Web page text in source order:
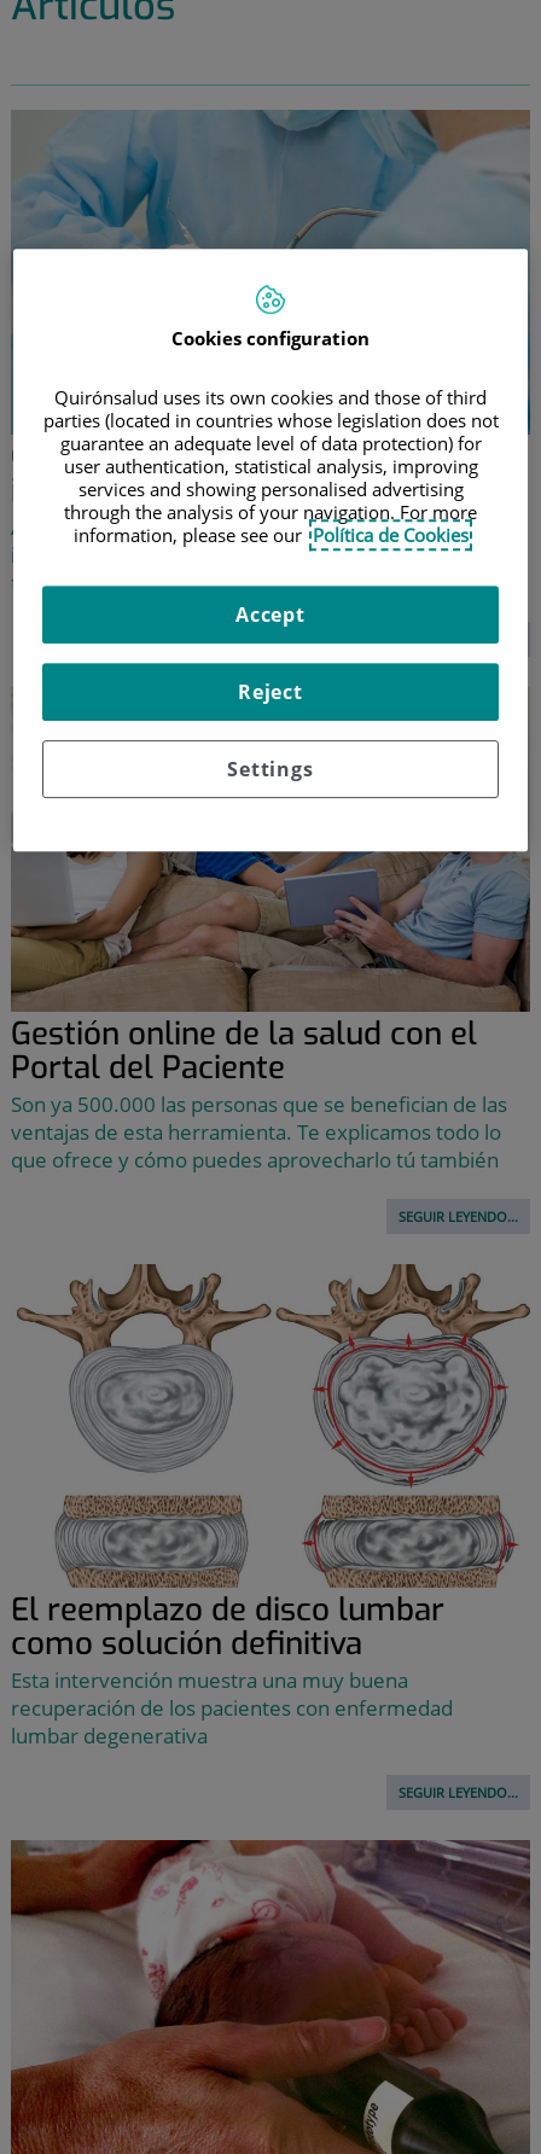
Cómo reducir la ansiedad en
intervenciones de Cirugía oral
Analizamos los métodos que pueden disminuir la
inquietud ante una cirugía oral, como anestesias y
fármacos
SEGUIR LEYENDO...
Gestión online de la salud con el
Portal del Paciente
Son ya 500.000 las personas que se benefician de las
ventajas de esta herramienta. Te explicamos todo lo
que ofrece y cómo puedes aprovecharlo tú también
SEGUIR LEYENDO...
El reemplazo de disco lumbar
como solución definitiva
Esta intervención muestra una muy buena
recuperación de los pacientes con enfermedad
lumbar degenerativa
SEGUIR LEYENDO...
Cookies configuration
Quirónsalud uses its own cookies and those of third
parties (located in countries whose legislation does not
guarantee an adequate level of data protection) for
user authentication, statistical analysis, improving
services and showing personalised advertising
through the analysis of your navigation. For more
information, please see our Política de Cookies
Settings
Reject
Accept